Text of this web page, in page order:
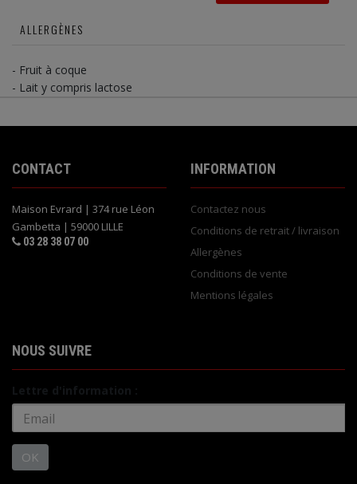
ALLERGÈNES
- Fruit à coque
- Lait y compris lactose
CONTACT
Maison Evrard | 374 rue Léon
Gambetta | 59000 LILLE
03 28 38 07 00
INFORMATION
Contactez nous
Conditions de retrait / livraison
Allergènes
Conditions de vente
Mentions légales
NOUS SUIVRE
Lettre d'information :
OK